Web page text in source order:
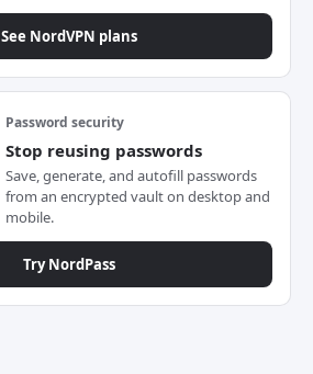
See NordVPN plans
Password security
Stop reusing passwords
Save, generate, and autofill passwords
from an encrypted vault on desktop and
mobile.
Try NordPass